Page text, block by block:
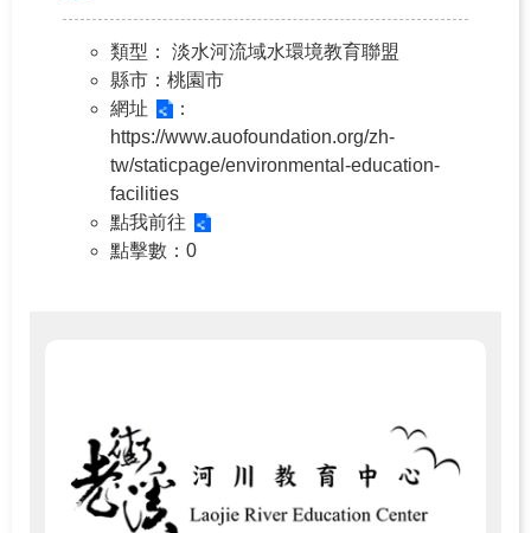
類型 ： 淡水河流域水環境教育聯盟
縣市 ：桃園市
網址
：
https://www.auofoundation.org/zh-
tw/staticpage/environmental-education-
facilities
點我前往
點擊數 ：0